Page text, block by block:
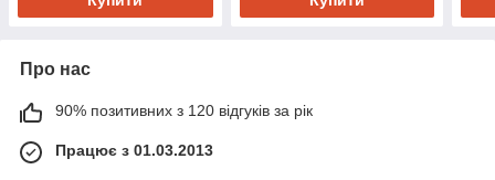
Про нас
90% позитивних з 120 відгуків за рік
Працює з 01.03.2013